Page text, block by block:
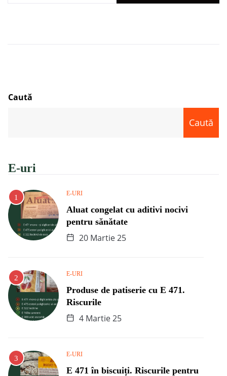
Caută
Caută
E-uri
E-URI
Aluat congelat cu aditivi nocivi
pentru sănătate
20 Martie 25
E-URI
Produse de patiserie cu E 471.
Riscurile
4 Martie 25
E-URI
E 471 în biscuiți. Riscurile pentru